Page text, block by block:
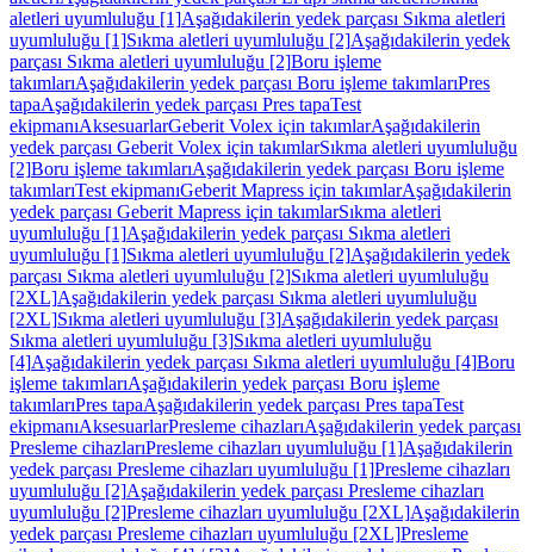
aletleri uyumluluğu [1]Aşağıdakilerin yedek parçası Sıkma aletleri
uyumluluğu [1]Sıkma aletleri uyumluluğu [2]Aşağıdakilerin yedek
parçası Sıkma aletleri uyumluluğu [2]Boru işleme
takımlarıAşağıdakilerin yedek parçası Boru işleme takımlarıPres
tapaAşağıdakilerin yedek parçası Pres tapaTest
ekipmanıAksesuarlarGeberit Volex için takımlarAşağıdakilerin
yedek parçası Geberit Volex için takımlarSıkma aletleri uyumluluğu
[2]Boru işleme takımlarıAşağıdakilerin yedek parçası Boru işleme
takımlarıTest ekipmanıGeberit Mapress için takımlarAşağıdakilerin
yedek parçası Geberit Mapress için takımlarSıkma aletleri
uyumluluğu [1]Aşağıdakilerin yedek parçası Sıkma aletleri
uyumluluğu [1]Sıkma aletleri uyumluluğu [2]Aşağıdakilerin yedek
parçası Sıkma aletleri uyumluluğu [2]Sıkma aletleri uyumluluğu
[2XL]Aşağıdakilerin yedek parçası Sıkma aletleri uyumluluğu
[2XL]Sıkma aletleri uyumluluğu [3]Aşağıdakilerin yedek parçası
Sıkma aletleri uyumluluğu [3]Sıkma aletleri uyumluluğu
[4]Aşağıdakilerin yedek parçası Sıkma aletleri uyumluluğu [4]Boru
işleme takımlarıAşağıdakilerin yedek parçası Boru işleme
takımlarıPres tapaAşağıdakilerin yedek parçası Pres tapaTest
ekipmanıAksesuarlarPresleme cihazlarıAşağıdakilerin yedek parçası
Presleme cihazlarıPresleme cihazları uyumluluğu [1]Aşağıdakilerin
yedek parçası Presleme cihazları uyumluluğu [1]Presleme cihazları
uyumluluğu [2]Aşağıdakilerin yedek parçası Presleme cihazları
uyumluluğu [2]Presleme cihazları uyumluluğu [2XL]Aşağıdakilerin
yedek parçası Presleme cihazları uyumluluğu [2XL]Presleme